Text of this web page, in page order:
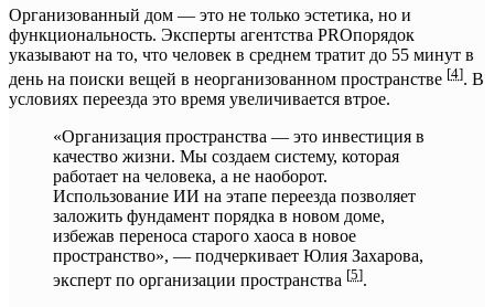
Организованный дом — это не только эстетика, но и
функциональность. Эксперты агентства PROпорядок
указывают на то, что человек в среднем тратит до 55 минут в
день на поиски вещей в неорганизованном пространстве [4]. В
условиях переезда это время увеличивается втрое.
«Организация пространства — это инвестиция в
качество жизни. Мы создаем систему, которая
работает на человека, а не наоборот.
Использование ИИ на этапе переезда позволяет
заложить фундамент порядка в новом доме,
избежав переноса старого хаоса в новое
пространство», — подчеркивает Юлия Захарова,
эксперт по организации пространства [5].